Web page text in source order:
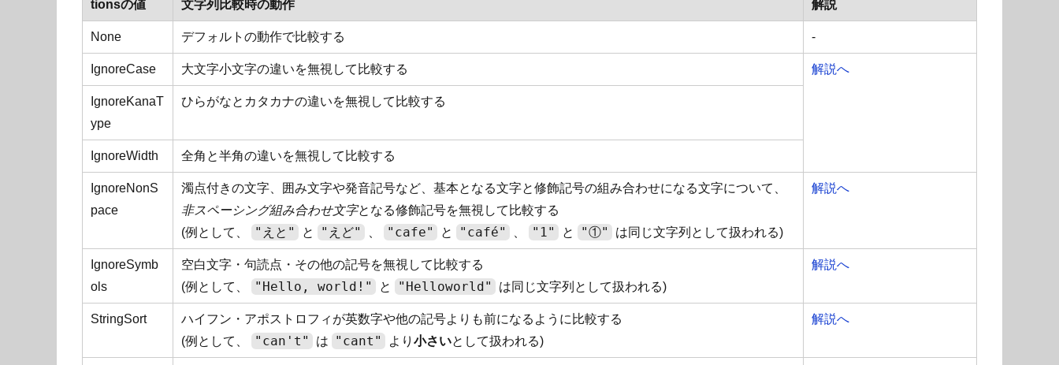
tionsの値
文字列比較時の動作 解説
None デフォルトの動作で比較する -
IgnoreCase 大文字小文字の違いを無視して比較する 解説へ
IgnoreKanaT
ype
ひらがなとカタカナの違いを無視して比較する
IgnoreWidth 全角と半角の違いを無視して比較する
IgnoreNonS
pace
濁点付きの文字、囲み文字や発音記号など、基本となる文字と修飾記号の組み合わせになる文字について、
非スペーシング組み合わせ文字となる修飾記号を無視して比較する
(例として、
"えと" と "えど" "cafe" と "café" "1" と "①" は同じ文字列として扱われる)
解説へ
IgnoreSymb
ols
空白文字・句読点・その他の記号を無視して比較する
(例として、
"Hello, world!" と "Helloworld" は同じ文字列として扱われる)
解説へ
StringSort
ハイフン・アポストロフィが英数字や他の記号よりも前になるように比較する
(例として、
"can't" は "cant" より 小さいとして扱われる)
解説へ